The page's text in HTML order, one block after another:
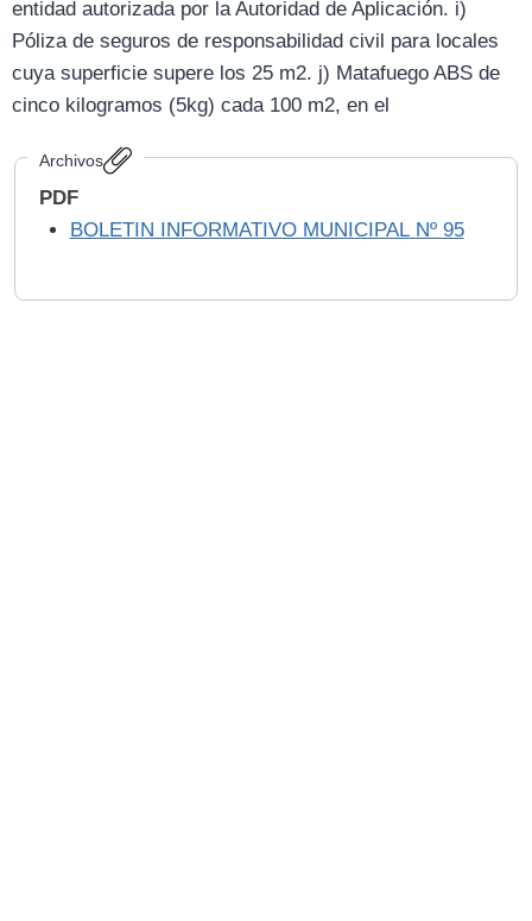
entidad autorizada por la Autoridad de Aplicación. i)
Póliza de seguros de responsabilidad civil para locales
cuya superficie supere los 25 m2. j) Matafuego ABS de
cinco kilogramos (5kg) cada 100 m2, en el
Archivos
PDF
BOLETIN INFORMATIVO MUNICIPAL Nº 95